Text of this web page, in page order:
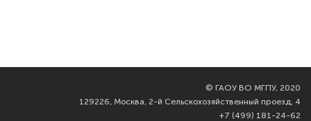
© ГАОУ ВО МГПУ, 2020
129226, Москва, 2-й Сельскохозяйственный проезд, 4
+7 (499) 181-24-62